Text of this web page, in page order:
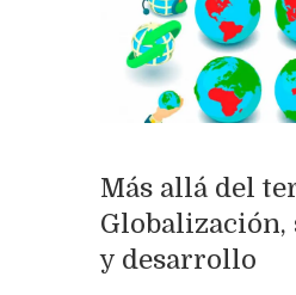
Más allá del
Globalización,
y desarrollo